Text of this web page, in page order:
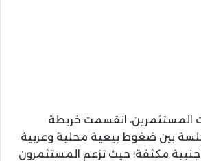
المستثمرين، انقسمت خريطة
بين ضغوط بيعية محلية وعربية
مكثفة؛ حيث تزعم المستثمرون